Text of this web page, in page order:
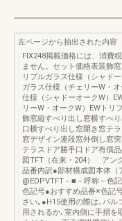
左ページから抽出された内容
FIX248掲載価格には、消費
ません。セット価格表装飾
リプルガラス仕様（シャド
ガラス仕様（チェリーW・
仕様（シャドーオークW）
リーW・オークW）EWトリ
飾窓縦すべり出し窓横すべ
口横すべり出し窓開き窓テ
窓デザイン連段窓外倒し窓
テラスドア勝手口ドア有償
図TFT（在来・204） アン
品番内訳●部材構成図本体（
@EDPVTFT－■－呼称－色
色記号●おすすめ品番※色記
さい｡●H15使用の際は､バル
用されるか､室内側に手摺を